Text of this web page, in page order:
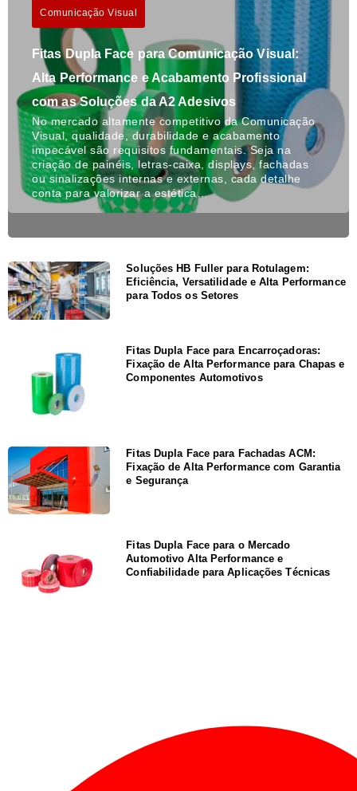
Comunicação Visual
Fitas Dupla Face para Comunicação Visual:
Alta Performance e Acabamento Profissional
com as Soluções da A2 Adesivos
No mercado altamente competitivo da Comunicação
Visual, qualidade, durabilidade e acabamento
impecável são requisitos fundamentais. Seja na
criação de painéis, letras-caixa, displays, fachadas
ou sinalizações internas e externas, cada detalhe
conta para valorizar a estética…
Soluções HB Fuller para Rotulagem:
Eficiência, Versatilidade e Alta Performance
para Todos os Setores
Fitas Dupla Face para Encarroçadoras:
Fixação de Alta Performance para Chapas e
Componentes Automotivos
Fitas Dupla Face para Fachadas ACM:
Fixação de Alta Performance com Garantia
e Segurança
Fitas Dupla Face para o Mercado
Automotivo Alta Performance e
Confiabilidade para Aplicações Técnicas